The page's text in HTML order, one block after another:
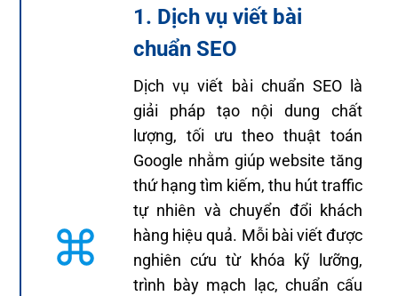
1. Dịch vụ viết bài
chuẩn SEO
Dịch vụ viết bài chuẩn SEO là
giải pháp tạo nội dung chất
lượng, tối ưu theo thuật toán
Google nhằm giúp website tăng
thứ hạng tìm kiếm, thu hút traffic
tự nhiên và chuyển đổi khách
hàng hiệu quả. Mỗi bài viết được
nghiên cứu từ khóa kỹ lưỡng,
trình bày mạch lạc, chuẩn cấu